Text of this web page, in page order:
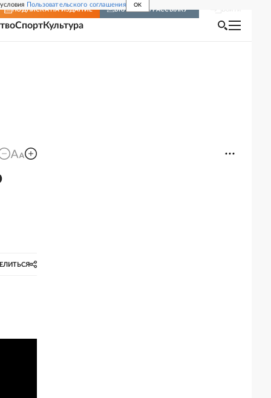
Пользовательского соглашения OK
ПОДПИСКА НА ИЗДАНИЕ ВКЛЮЧИТЬ РАССЫЛКУ
СпортКультура